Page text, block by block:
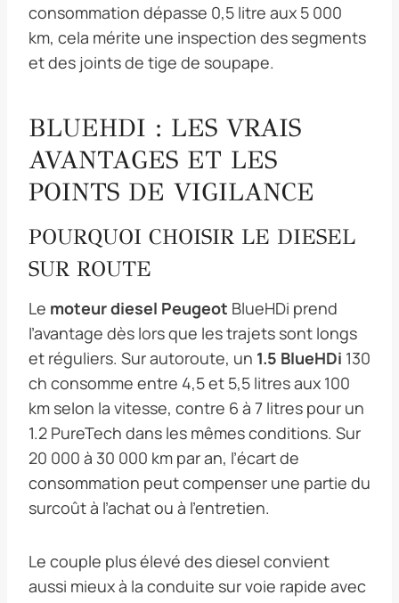
consommation dépasse 0,5 litre aux 5 000
km, cela mérite une inspection des segments
et des joints de tige de soupape.
BLUEHDI : LES VRAIS
AVANTAGES ET LES
POINTS DE VIGILANCE
POURQUOI CHOISIR LE DIESEL
SUR ROUTE
Le moteur diesel Peugeot BlueHDi prend
l’avantage dès lors que les trajets sont longs
et réguliers. Sur autoroute, un 1.5 BlueHDi 130
ch consomme entre 4,5 et 5,5 litres aux 100
km selon la vitesse, contre 6 à 7 litres pour un
1.2 PureTech dans les mêmes conditions. Sur
20 000 à 30 000 km par an, l’écart de
consommation peut compenser une partie du
surcoût à l’achat ou à l’entretien.
Le couple plus élevé des diesel convient
aussi mieux à la conduite sur voie rapide avec